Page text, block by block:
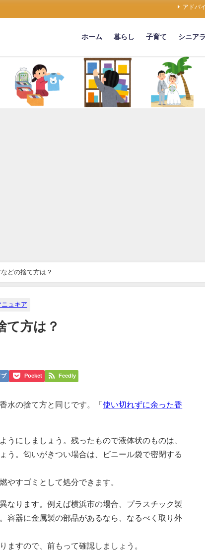
アドバ
ホーム 暮らし 子育て シニア
どの捨て方は？
ニュキア
て方は？
ブ Pocket Feedly
水の捨て方と同じです。「使い切れずに余った香
にしましょう。残ったもので液体状のものは、
う。匂いがきつい場合は、ビニール袋で密閉する
やすゴミとして処分できます。
なります。例えば横浜市の場合、プラスチック製
容器に金属製の部品があるなら、なるべく取り外
ますので、前もって確認しましょう。